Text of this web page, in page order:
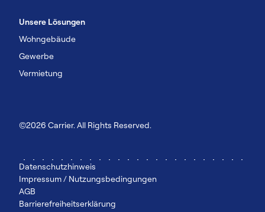
Unsere Lösungen
Wohngebäude
Gewerbe
Vermietung
©2026 Carrier. All Rights Reserved.
Datenschutzhinweis
Impressum / Nutzungsbedingungen
AGB
Barrierefreiheitserklärung